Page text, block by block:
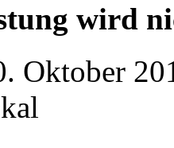
wird
Oktober